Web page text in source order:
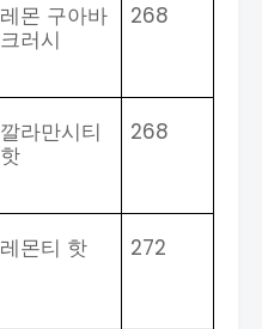
레몬 구아바
크러시
268
깔라만시티
핫
268
레몬티 핫 272